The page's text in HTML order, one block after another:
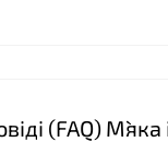
(FAQ)